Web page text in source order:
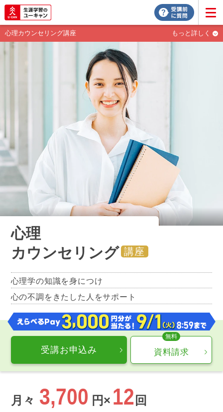
心理カウンセリング講座 もっと詳しく
心理
カウンセリング 講座
心理学の知識を身につけ
心の不調をきたした人をサポート
受講お申込み 資料請求
月々 3,700 円× 12 回